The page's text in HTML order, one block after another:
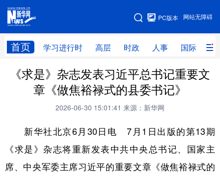
网站无障碍
PC版本
首页 学习进行时 高层 时政 人事 国际 财
网站地图
学习进行时 高层 时政 人事
国际 财经 网评
科技 科创 量子 体育
文化 书画 健康 军事
《求是》杂志发表习近平总书记重要文
章《做焦裕禄式的县委书记》
2026-06-30 15:01:41 来源：新华网
新华社北京6月30日电 7月1日出版的第13期
《求是》杂志将重新发表中共中央总书记、国家主
席、中央军委主席习近平的重要文章《做焦裕禄式的